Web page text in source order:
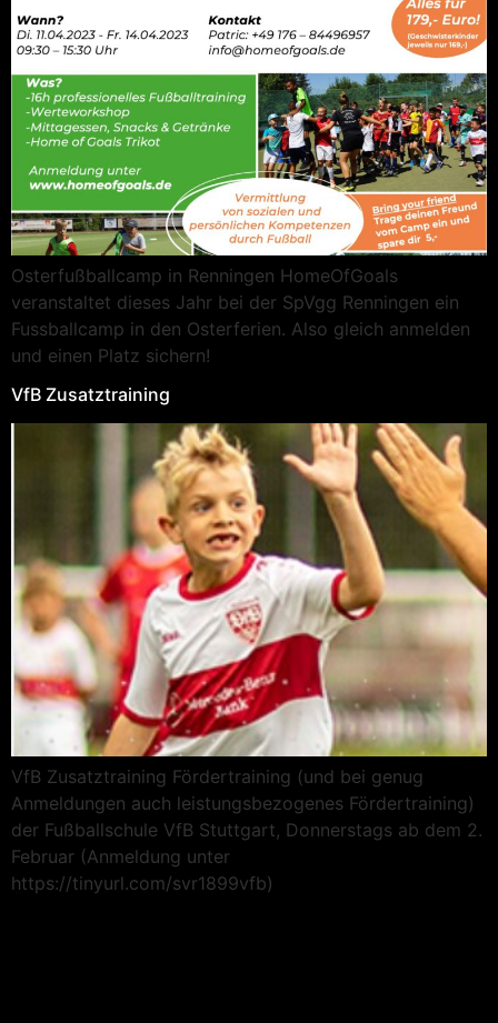
Osterfußballcamp in Renningen HomeOfGoals
veranstaltet dieses Jahr bei der SpVgg Renningen ein
Fussballcamp in den Osterferien. Also gleich anmelden
und einen Platz sichern!
VfB Zusatztraining
VfB Zusatztraining Fördertraining (und bei genug
Anmeldungen auch leistungsbezogenes Fördertraining)
der Fußballschule VfB Stuttgart, Donnerstags ab dem 2.
Februar (Anmeldung unter
https://tinyurl.com/svr1899vfb)